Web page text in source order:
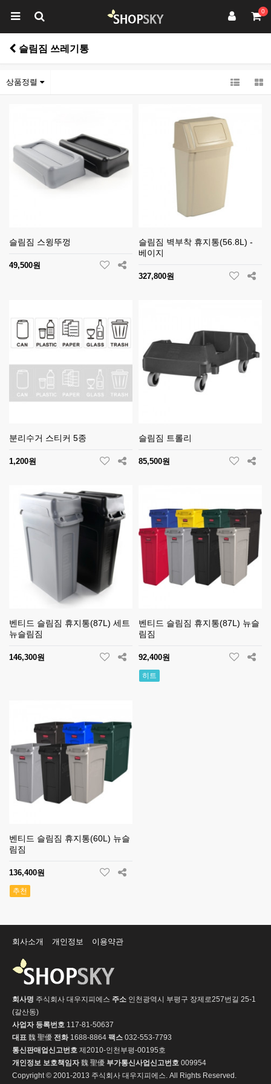
0
슬림짐 쓰레기통
상품정렬
슬림짐 스윙뚜껑
49,500원
슬림짐 벽부착 휴지통(56.8L) -
베이지
327,800원
분리수거 스티커 5종
1,200원
슬림짐 트롤리
85,500원
벤티드 슬림짐 휴지통(87L) 세트
뉴슬림짐
146,300원
벤티드 슬림짐 휴지통(87L) 뉴슬
림짐
92,400원
히트
벤티드 슬림짐 휴지통(60L) 뉴슬
림짐
136,400원
추천
회사소개 개인정보 이용약관
회사명 주식회사 대우지피에스 주소 인천광역시 부평구 장제로257번길 25-1
(갈산동)
사업자 등록번호 117-81-50637
대표 魏 聖優 전화1688-8864 팩스 032-553-7793
통신판매업신고번호 제2010-인천부평-00195호
개인정보 보호책임자魏 聖優 부가통신사업신고번호 009954
Copyright © 2001-2013 주식회사 대우지피에스. All Rights Reserved.